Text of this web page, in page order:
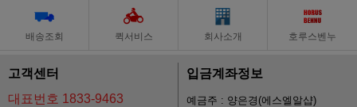
배송조회 퀵서비스 회사소개 호루스벤누
고객센터
대표번호 1833-9463
입금계좌정보
예금주 : 양은경(에스엘알샵)